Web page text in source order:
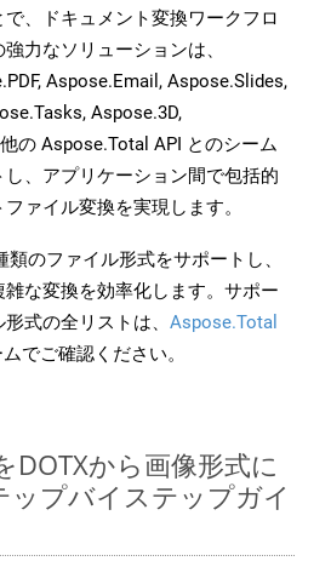
、ドキュメント変換ワークフロ
力なソリューションは、
Aspose.Email, Aspose.Slides,
Aspose.3D,
の Aspose.Total API とのシーム
、アプリケーション間で包括的
ァイル変換を実現します。
のファイル形式をサポートし、
な変換を効率化します。サポー
式の全リストは、 Aspose.Total
でご確認ください。
DOTXから画像形式に
ップバイステップガイ